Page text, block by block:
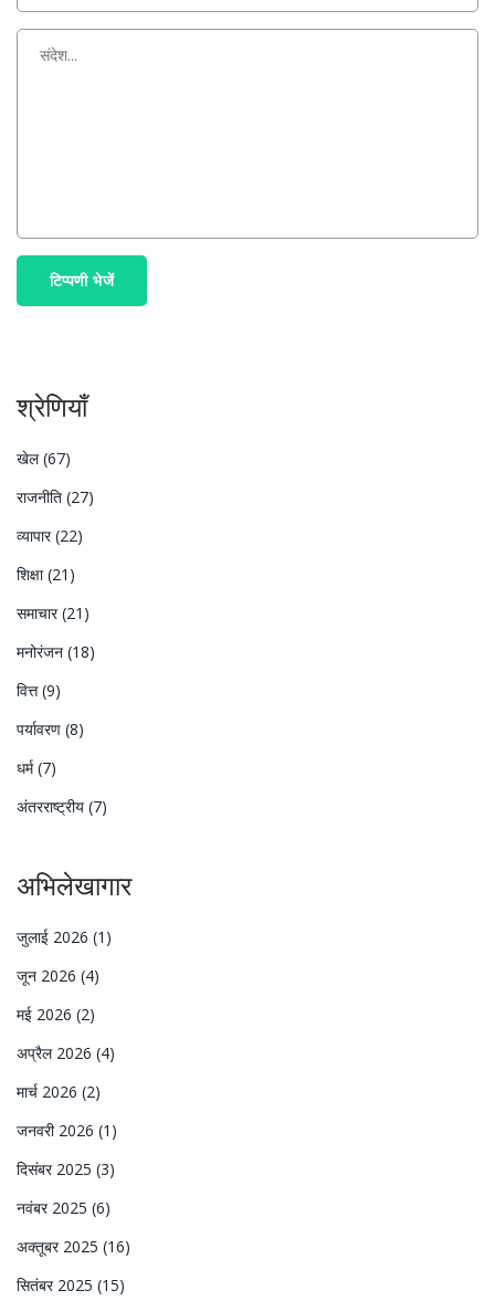
टिप्पणी भेजें
श्रेणियाँ
खेल(67)
राजनीति (27)
व्यापार(22)
शिक्षा(21)
समाचार(21)
मनोरंजन (18)
वित्त(9)
पर्यावरण (8)
धर्म(7)
अंतरराष्ट्रीय (7)
अभिलेखागार
जुलाई 2026 (1)
जून 2026 (4)
मई 2026 (2)
अप्रैल 2026 (4)
मार्च 2026 (2)
जनवरी 2026 (1)
दिसंबर 2025 (3)
नवंबर 2025 (6)
अक्तूबर 2025 (16)
सितंबर 2025 (15)